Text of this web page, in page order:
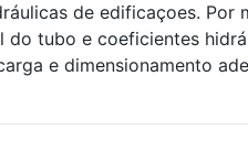
de edificaçoes. Por
tubo e coeficientes
e dimensionamento